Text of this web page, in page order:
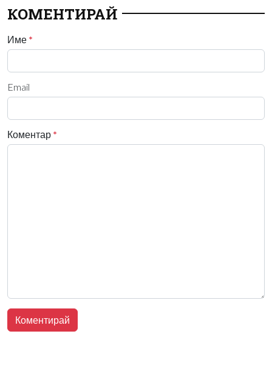
КОМЕНТИРАЙ
Име *
Email
Коментар *